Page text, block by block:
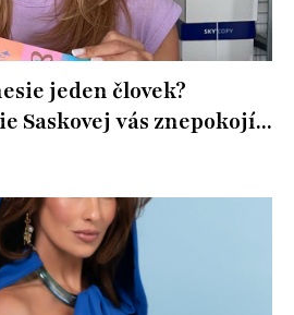
jeden človek?
Saskovej vás znepokojí...